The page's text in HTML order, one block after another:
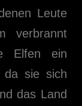
Leute
verbrannt
Elfen ein
da sie sich
das Land